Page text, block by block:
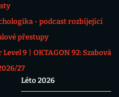
- podcast rozbíjející
přestupy
Level 9
OKTAGON 92: Szabová
27
Léto 2026